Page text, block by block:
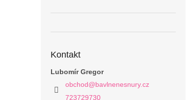
Kontakt
Lubomír Gregor
obchod@bavlnenesnury.cz
723729730